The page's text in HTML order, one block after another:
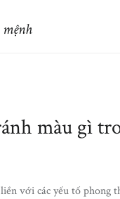
màu gì
với các yếu tố